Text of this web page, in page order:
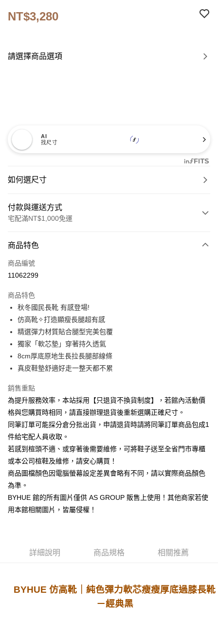
NT$3,280
請選擇商品選項
AI
找尺寸
如何選尺寸
付款與運送方式
宅配滿NT$1,000免運
信用卡一次付款
信用卡分期付款
合作金庫商業銀行
華南商業銀行
上海商業儲蓄銀行
國泰世華商業銀行
臺灣中小企業銀行
匯豐（台灣）商業銀行
聯邦商業銀行
元大商業銀行
台新國際商業銀行
台灣樂天信用卡公司
6 期 0 利率 每期
華南商業銀行
上海商業儲蓄銀行
國泰世華商業銀行
臺灣中小企業銀行
匯豐（台灣）商業銀行
元大商業銀行
玉山商業銀行
星展（台灣）商業銀行
台灣樂天信用卡公司
12 期 0 利率 每期NT$273
合作金庫商業銀行
上海商業儲蓄銀行
國泰世華商業銀行
臺灣中小企業銀行
聯邦商業銀行
元大商業銀行
永豐商業銀行
玉山商業銀行
星展（台灣）商業銀行
台新國際商業銀行
中國信託商業銀行
台灣樂天信用卡公司
LINE Pay
Apple Pay
街口支付
悠遊付
Google Pay
ATM付款
運送方式
宅配
每筆NT$80，滿NT$1,000(含以上)免運費
每筆NT$280
商品特色
商品編號
11062299
商品特色
秋冬國民長靴 有感登場!
仿高靴✧打造顯瘦長腿超有感
精選彈力材質貼合腿型完美包覆
獨家「軟芯墊」穿著持久透氣
8cm厚底原地生長拉長腿部線條
真皮鞋墊舒適好走一整天都不累
銷售重點
為提升服務效率，本站採用【只退貨不換貨制度】，若館內活動價
格與您購買時相同，請直接辦理退貨後重新選購正確尺寸。
同筆訂單可能採分倉分批出貨，申請退貨時請將同筆訂單商品包成1
件給宅配人員收取。
若感到楦頭不適、或穿著後需要維修，可將鞋子送至全省門市專櫃
或本公司楦鞋及維修，請安心購買！
商品圖檔顏色因電腦螢幕設定差異會略有不同，請以實際商品顏色
為準。
BYHUE 館的所有圖片僅供 AS GROUP 販售上使用！其他商家若使
用本館相關圖片，皆屬侵權！
詳細說明 商品規格 相關推薦
BYHUE 仿高靴｜純色彈力軟芯瘦瘦厚底過膝長靴
－經典黑